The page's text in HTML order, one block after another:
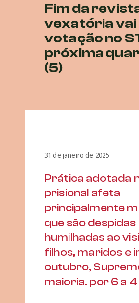
Fim da
vexatória vai
votação no
próxima
(5)
31 de janeiro de 2025
Prática adotada
prisional afeta
principalmente
que são despidas
humilhadas ao
filhos, maridos e
outubro,
maioria. por 6 a